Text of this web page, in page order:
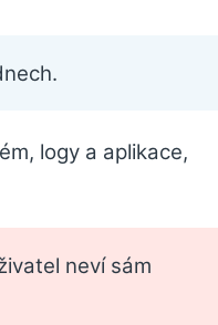
logy a aplikace,
neví sám